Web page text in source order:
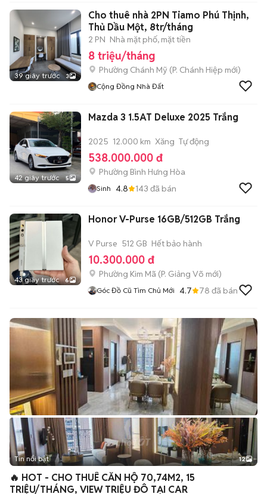
39 giây trước 3
Cho thuê nhà 2PN Tiamo Phú Thịnh,
Thủ Dầu Một, 8tr/tháng
2 PN Nhà mặt phố, mặt tiền
8 triệu/tháng
Phường Chánh Mỹ (P. Chánh Hiệp mới)
Cộng Đồng Nhà Đất
42 giây trước 5
Mazda 3 1.5AT Deluxe 2025 Trắng
2025 12.000 km Xăng Tự động
538.000.000 đ
Phường Bình Hưng Hòa
Sinh 4.8 143 đã bán
43 giây trước 6
Honor V-Purse 16GB/512GB Trắng
V Purse 512 GB Hết bảo hành
10.300.000 đ
Phường Kim Mã (P. Giảng Võ mới)
Góc Đồ Cũ Tìm Chủ Mới 4.7 78 đã bán
+2
Tin nổi bật 12
🔥 HOT - CHO THUÊ CĂN HỘ 70,74M2, 15
TRIỆU/THÁNG, VIEW TRIỆU ĐÔ TẠI CAR